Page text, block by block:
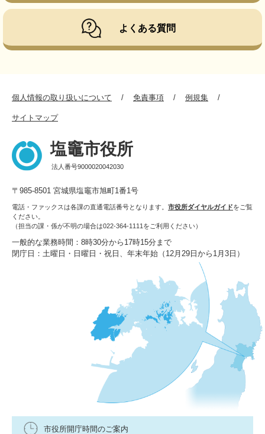
よくある質問
個人情報の取り扱いについて 免責事項 例規集
サイトマップ
塩竈市役所
法人番号9000020042030
〒985-8501 宮城県塩竈市旭町1番1号
電話・ファックスは各課の直通電話番号となります。 市役所ダイヤルガイドをご覧
ください。
（担当の課・係が不明の場合は022-364-1111をご利用ください）
一般的な業務時間：8時30分から17時15分まで
閉庁日：土曜日・日曜日・祝日、年末年始（12月29日から1月3日）
市役所開庁時間のご案内